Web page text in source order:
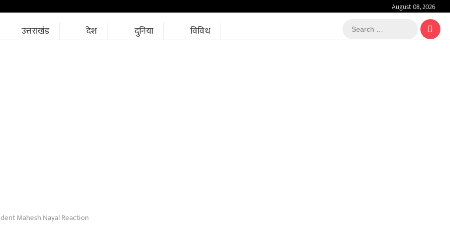
August 08, 2026
उत्तराखंड देश दुनिया विविध
Search
…
Mahesh Nayal Reaction